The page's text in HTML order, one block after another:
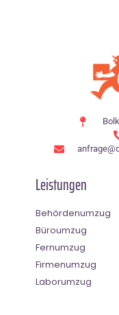
Leistungen
Behördenumzug
Büroumzug
Fernumzug
Firmenumzug
Laborumzug